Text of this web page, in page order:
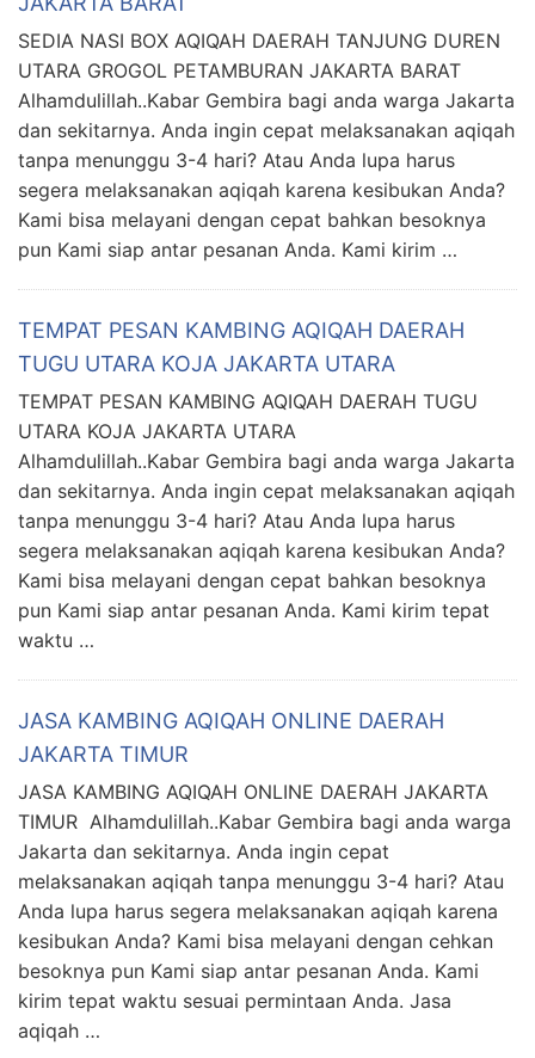
SEDIA NASI BOX AQIQAH DAERAH TANJUNG DUREN
UTARA GROGOL PETAMBURAN JAKARTA BARAT
Alhamdulillah..Kabar Gembira bagi anda warga Jakarta
dan sekitarnya. Anda ingin cepat melaksanakan aqiqah
tanpa menunggu 3-4 hari? Atau Anda lupa harus
segera melaksanakan aqiqah karena kesibukan Anda?
Kami bisa melayani dengan cepat bahkan besoknya
pun Kami siap antar pesanan Anda. Kami kirim …
TEMPAT PESAN KAMBING AQIQAH DAERAH
TUGU UTARA KOJA JAKARTA UTARA
TEMPAT PESAN KAMBING AQIQAH DAERAH TUGU
UTARA KOJA JAKARTA UTARA
Alhamdulillah..Kabar Gembira bagi anda warga Jakarta
dan sekitarnya. Anda ingin cepat melaksanakan aqiqah
tanpa menunggu 3-4 hari? Atau Anda lupa harus
segera melaksanakan aqiqah karena kesibukan Anda?
Kami bisa melayani dengan cepat bahkan besoknya
pun Kami siap antar pesanan Anda. Kami kirim tepat
waktu …
JASA KAMBING AQIQAH ONLINE DAERAH
JAKARTA TIMUR
JASA KAMBING AQIQAH ONLINE DAERAH JAKARTA
TIMUR Alhamdulillah..Kabar Gembira bagi anda warga
Jakarta dan sekitarnya. Anda ingin cepat
melaksanakan aqiqah tanpa menunggu 3-4 hari? Atau
Anda lupa harus segera melaksanakan aqiqah karena
kesibukan Anda? Kami bisa melayani dengan cehkan
besoknya pun Kami siap antar pesanan Anda. Kami
kirim tepat waktu sesuai permintaan Anda. Jasa
aqiqah …